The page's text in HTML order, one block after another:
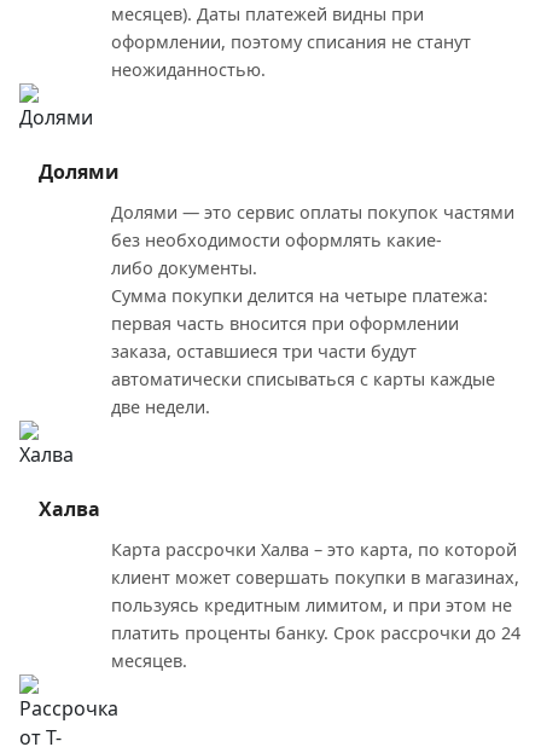
месяцев). Даты платежей видны при
оформлении, поэтому списания не станут
неожиданностью.
Долями
Долями — это сервис оплаты покупок частями
без необходимости оформлять какие-
либо документы.
Сумма покупки делится на четыре платежа:
первая часть вносится при оформлении
заказа, оставшиеся три части будут
автоматически списываться с карты каждые
две недели.
Халва
Карта рассрочки Халва – это карта, по которой
клиент может совершать покупки в магазинах,
пользуясь кредитным лимитом, и при этом не
платить проценты банку. Срок рассрочки до 24
месяцев.